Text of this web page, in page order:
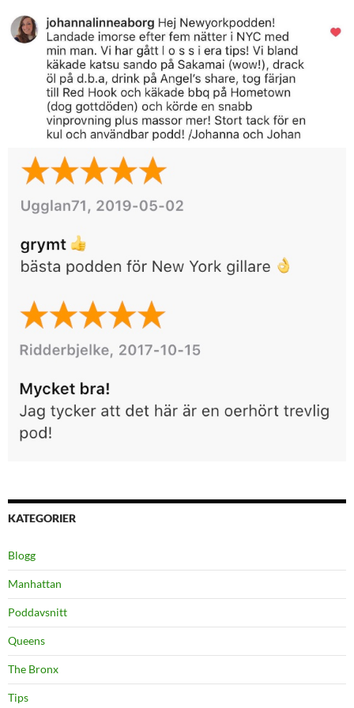
KATEGORIER
Blogg
Manhattan
Poddavsnitt
Queens
The Bronx
Tips